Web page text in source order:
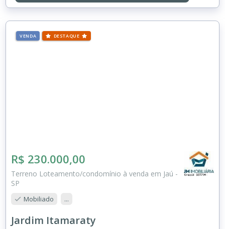
VENDA DESTAQUE
R$ 230.000,00
Terreno Loteamento/condomínio à venda em Jaú -
SP
Mobiliado ...
Jardim Itamaraty